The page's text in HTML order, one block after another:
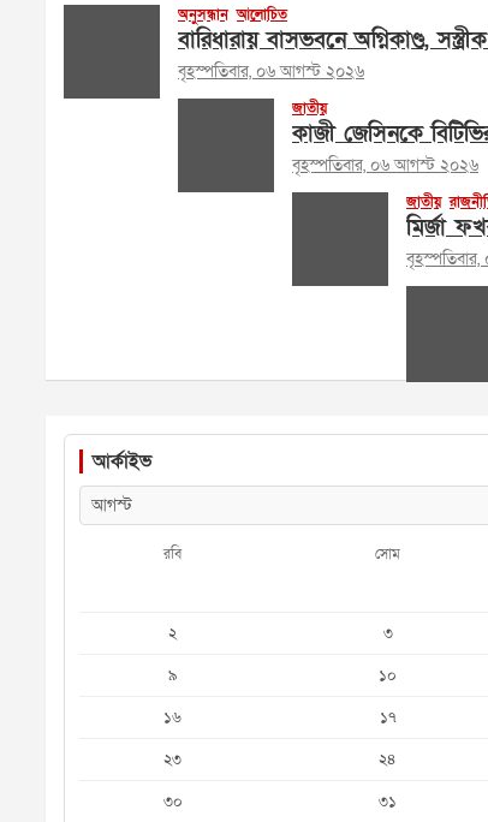
অনুসন্ধান আলোচিত
বারিধারায় বাসভবনে অগ্নিকাণ্ড,
বৃহস্পতিবার, ০৬ আগস্ট ২০২৬
জাতীয়
কাজী জেসিনকে
বৃহস্পতিবার, ০৬ আগস্ট ২০২৬
জাতীয়
মির্জা
আর্কাইভ
রবি সোম
২
৩
৯
১০
১৬
১৭
২৩
২৪
৩০
৩১